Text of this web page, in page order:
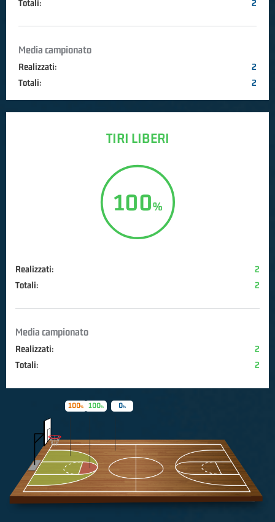
Totali: 2
Media campionato
Realizzati:
2
Totali:
2
TIRI LIBERI
100
Realizzati:
2
Totali:
2
Media campionato
Realizzati:
2
Totali:
2
100
100 0